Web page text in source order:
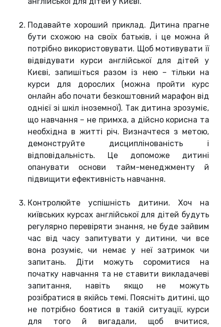
Подавайте хороший приклад. Дитина прагне
бути схожою на своїх батьків, і це можна й
потрібно використовувати. Щоб мотивувати її
відвідувати курси англійської для дітей у
Києві, запишіться разом із нею – тільки на
курси для дорослих (можна пройти курс
онлайн або почати безкоштовний марафон від
однієї зі шкіл іноземної). Так дитина зрозуміє,
що навчання – не примха, а дійсно корисна та
необхідна в житті річ. Визначтеся з метою,
демонструйте дисциплінованість і
відповідальність. Це допоможе дитині
опанувати основи тайм-менеджменту й
підвищити ефективність навчання.
Контролюйте успішність дитини. Хоч на
київських курсах англійської для дітей будуть
регулярно перевіряти знання, не буде зайвим
час від часу запитувати у дитини, чи все
вона розуміє, чи немає у неї затримок чи
запитань. Діти можуть соромитися на
початку навчання та не ставити викладачеві
запитання, навіть якщо не можуть
розібратися в якійсь темі. Поясніть дитині, що
не потрібно боятися в такій ситуації, курси
для того й вигадали, щоб вчитися,